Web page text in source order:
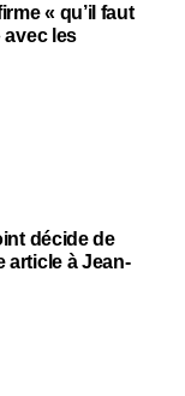
« qu’il faut
avec les
décide de
article à Jean-